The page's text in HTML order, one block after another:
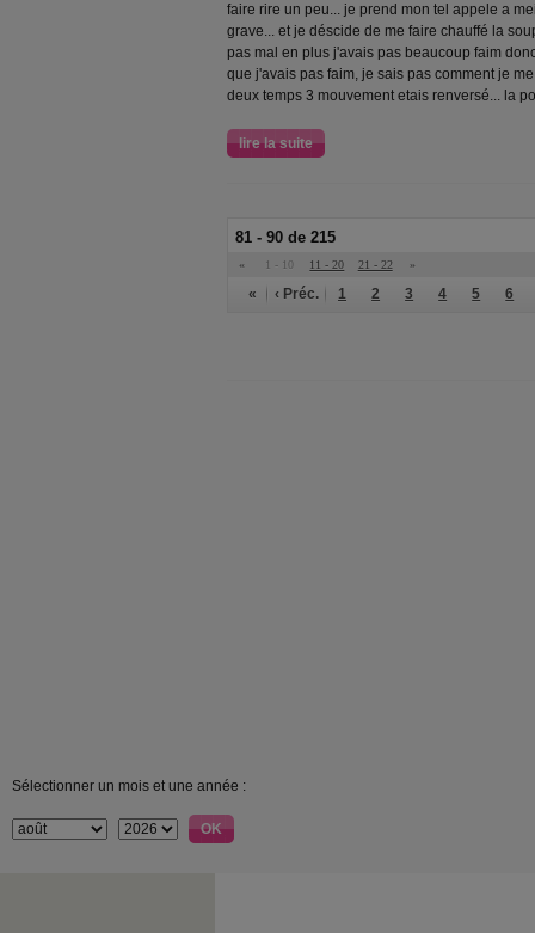
faire rire un peu... je prend mon tel appele a
grave... et je déscide de me faire chauffé la
pas mal en plus j'avais pas beaucoup faim
que j'avais pas faim, je sais pas comment je
deux temps 3 mouvement etais renversé... la
lire la suite
81 - 90 de 215
« 1 - 10 11 - 20 21 - 22 »
« ‹ Préc. 1 2 3 4 5 6
Sélectionner un mois et une année :